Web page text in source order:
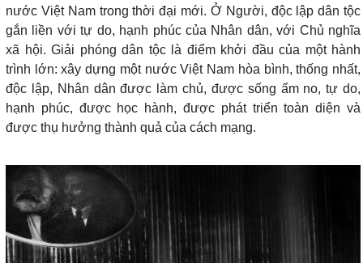
nước Việt Nam trong thời đại mới. Ở Người, độc lập dân tộc
gắn liền với tự do, hạnh phúc của Nhân dân, với Chủ nghĩa
xã hội. Giải phóng dân tộc là điểm khởi đầu của một hành
trình lớn: xây dựng một nước Việt Nam hòa bình, thống nhất,
độc lập, Nhân dân được làm chủ, được sống ấm no, tự do,
hạnh phúc, được học hành, được phát triển toàn diện và
được thụ hưởng thành quả của cách mạng.